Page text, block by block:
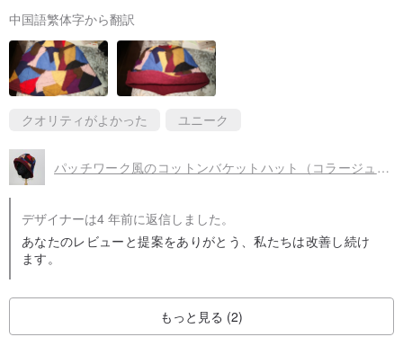
中国語繁体字から翻訳
クオリティがよかった ユニーク
パッチワーク風のコットンバケットハット（コラージュ）。パッチワーク生地クリムゾン
デザイナーは4 年前に返信しました。
あなたのレビューと提案をありがとう、私たちは改善し続け
ます。
もっと見る (2)